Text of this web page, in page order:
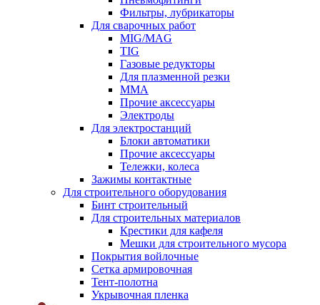
Фильтры, лубрикаторы
Для сварочных работ
MIG/MAG
TIG
Газовые редукторы
Для плазменной резки
ММА
Прочие аксессуары
Электроды
Для электростанций
Блоки автоматики
Прочие аксессуары
Тележки, колеса
Зажимы контактные
Для строительного оборудования
Бинт строительный
Для строительных материалов
Крестики для кафеля
Мешки для строительного мусора
Покрытия войлочные
Сетка армировочная
Тент-полотна
Укрывочная пленка